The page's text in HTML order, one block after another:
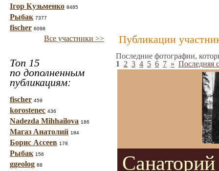
Ігор Кузьменко 8485
Рыбак 7377
fischer 6098
Все участники >>
Топ 15
по дополненным
публикациям:
fischer 459
korostenec 436
Nadezda Mihhailova 186
Магаз Анатолий 184
Борис Ассеев 178
Рыбак 156
ggeolog 88
Публикации
Последние фотографии,
1
2 3 4 5 6 7 » Последняя
Санаторий